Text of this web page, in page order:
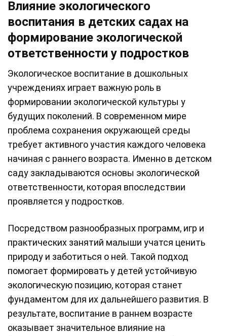
Влияние экологического
воспитания в детских садах на
формирование экологической
ответственности у подростков
Экологическое воспитание в дошкольных
учреждениях играет важную роль в
формировании экологической культуры у
будущих поколений. В современном мире
проблема сохранения окружающей среды
требует активного участия каждого человека
начиная с раннего возраста. Именно в детском
саду закладываются основы экологической
ответственности, которая впоследствии
проявляется у подростков.
Посредством разнообразных программ, игр и
практических занятий малыши учатся ценить
природу и заботиться о ней. Такой подход
помогает формировать у детей устойчивую
экологическую позицию, которая станет
фундаментом для их дальнейшего развития. В
результате, воспитание в раннем возрасте
оказывает значительное влияние на